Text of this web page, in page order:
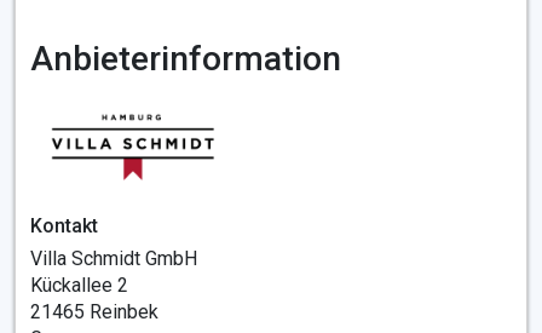
Anbieterinformation
Kontakt
Villa Schmidt GmbH
Kückallee 2
21465 Reinbek